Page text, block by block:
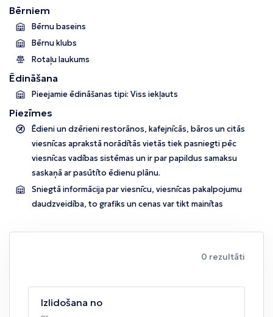
Bērniem
Bērnu baseins
Bērnu klubs
Rotaļu laukums
Ēdināšana
Pieejamie ēdināšanas tipi: Viss iekļauts
Piezīmes
Ēdieni un dzērieni restorānos, kafejnīcās, bāros un citās
viesnīcas aprakstā norādītās vietās tiek pasniegti pēc
viesnīcas vadības sistēmas un ir par papildus samaksu
saskaņā ar pasūtīto ēdienu plānu.
Sniegtā informācija par viesnīcu, viesnīcas pakalpojumu
daudzveidība, to grafiks un cenas var tikt mainītas
0 rezultāti
Izlidošana no